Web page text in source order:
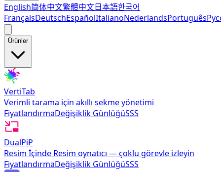
English简体中文繁體中文日本語한국어
FrançaisDeutschEspañolItalianoNederlandsPortuguês
Ürünler
VertiTab
Verimli tarama için akıllı sekme yönetimi
FiyatlandırmaDeğişiklik GünlüğüSSS
DualPiP
Resim İçinde Resim oynatıcı — çoklu görevle izleyin
FiyatlandırmaDeğişiklik GünlüğüSSS